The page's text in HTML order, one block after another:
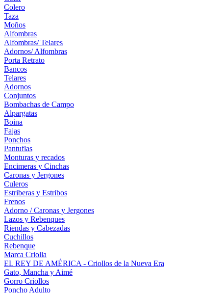
Colero
Taza
Moños
Alfombras
Alfombras/ Telares
Adornos/ Alfombras
Porta Retrato
Bancos
Telares
Adornos
Conjuntos
Bombachas de Campo
Alpargatas
Boina
Fajas
Ponchos
Pantuflas
Monturas y recados
Encimeras y Cinchas
Caronas y Jergones
Culeros
Estriberas y Estribos
Frenos
Adorno / Caronas y Jergones
Lazos y Rebenques
Riendas y Cabezadas
Cuchillos
Rebenque
Marca Criolla
EL REY DE AMÉRICA - Criollos de la Nueva Era
Gato, Mancha y Aimé
Gorro Criollos
Poncho Adulto